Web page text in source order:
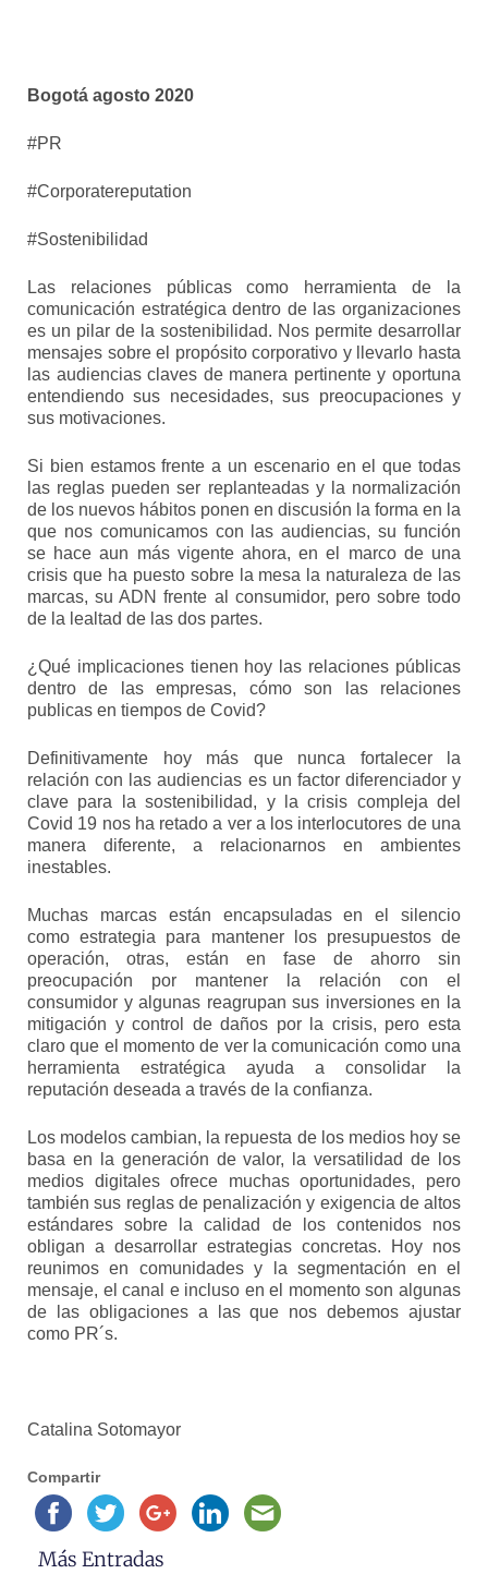
Bogotá agosto 2020
#PR
#Corporatereputation
#Sostenibilidad
Las relaciones públicas como herramienta de la
comunicación estratégica dentro de las organizaciones
es un pilar de la sostenibilidad. Nos permite desarrollar
mensajes sobre el propósito corporativo y llevarlo hasta
las audiencias claves de manera pertinente y oportuna
entendiendo sus necesidades, sus preocupaciones y
sus motivaciones.
Si bien estamos frente a un escenario en el que todas
las reglas pueden ser replanteadas y la normalización
de los nuevos hábitos ponen en discusión la forma en la
que nos comunicamos con las audiencias, su función
se hace aun más vigente ahora, en el marco de una
crisis que ha puesto sobre la mesa la naturaleza de las
marcas, su ADN frente al consumidor, pero sobre todo
de la lealtad de las dos partes.
¿Qué implicaciones tienen hoy las relaciones públicas
dentro de las empresas, cómo son las relaciones
publicas en tiempos de Covid?
Definitivamente hoy más que nunca fortalecer la
relación con las audiencias es un factor diferenciador y
clave para la sostenibilidad, y la crisis compleja del
Covid 19 nos ha retado a ver a los interlocutores de una
manera diferente, a relacionarnos en ambientes
inestables.
Muchas marcas están encapsuladas en el silencio
como estrategia para mantener los presupuestos de
operación, otras, están en fase de ahorro sin
preocupación por mantener la relación con el
consumidor y algunas reagrupan sus inversiones en la
mitigación y control de daños por la crisis, pero esta
claro que el momento de ver la comunicación como una
herramienta estratégica ayuda a consolidar la
reputación deseada a través de la confianza.
Los modelos cambian, la repuesta de los medios hoy se
basa en la generación de valor, la versatilidad de los
medios digitales ofrece muchas oportunidades, pero
también sus reglas de penalización y exigencia de altos
estándares sobre la calidad de los contenidos nos
obligan a desarrollar estrategias concretas. Hoy nos
reunimos en comunidades y la segmentación en el
mensaje, el canal e incluso en el momento son algunas
de las obligaciones a las que nos debemos ajustar
como PR´s.
Catalina Sotomayor
Compartir
Más Entradas